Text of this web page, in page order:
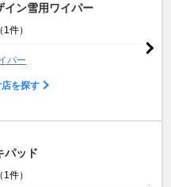
イン雪用ワイパー
（1件）
パー
を探す
パッド
（1件）